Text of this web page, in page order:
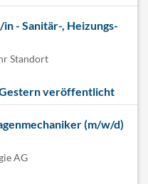
- Sanitär-, Heizungs-
Standort
veröffentlicht
(m/w/d)
AG